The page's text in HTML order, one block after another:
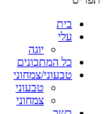
בית
עלי
יוגה
כל המתכונים
טבעוני/צמחוני
טבעוני
צמחוני